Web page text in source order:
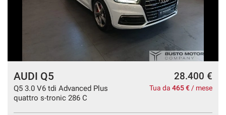
AUDI Q5
Q5 3.0 V6 tdi Advanced Plus
quattro s-tronic 286 C
28.400 €
Tua da 465 € / mese
rimanda
cookie
policy.
Puoi